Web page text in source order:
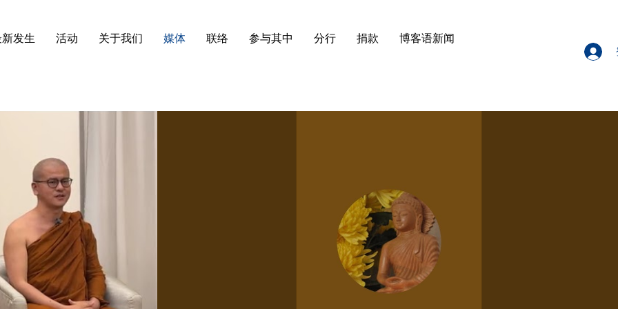
发生 活动 关于我们 媒体 联络 参与其中 分行 捐款
博客语新闻
播放影片